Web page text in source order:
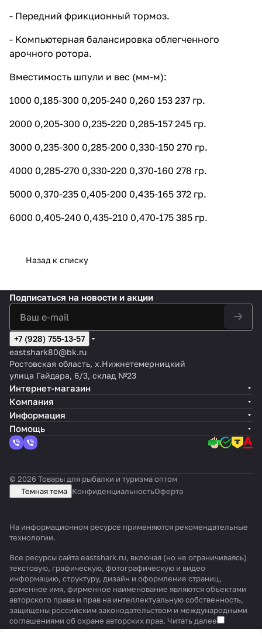
- Передний фрикционный тормоз.
- Компьютерная балансировка облегченного
арочного ротора.
Вместимость шпули и вес (мм-м):
1000 0,185-300 0,205-240 0,260 153 237 гр.
2000 0,205-300 0,235-220 0,285-157 245 гр.
3000 0,235-300 0,285-200 0,330-150 270 гр.
4000 0,285-270 0,330-220 0,370-160 278 гр.
5000 0,370-235 0,405-200 0,435-165 372 гр.
6000 0,405-240 0,435-210 0,470-175 385 гр.
Назад к списку
Подписаться на новости и акции
+7 (928) 755-13-57
eastshark80@bk.ru
Ростовская область, х.Нижнетемерницкий
улица Гайдара, 6/3, склад №23
Интернет-магазин
Компания
Информация
Помощь
© 2026 Товары для рыбалки и туризма оптом
Темная тема КонфиденциальностьОферта
На информационном ресурсе применяются рекомендательные
технологии.
Все ресурсы сайта eastshark.ru, включая (но не ограничиваясь)
текстовую, графическую, фотографическую и видео
информацию, структуру, дизайн и оформление страниц,
доменное имя, фирменное наименование являются объектами
авторского права и прав на интеллектуальную собственность,
защищены российским законодательством и международными
соглашениями об охране авторских прав. Читать далее